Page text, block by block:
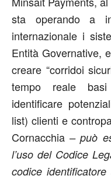
sta operando a
internazionale i
Entità Governative,
creare “corridoi
tempo reale
identificare
list) clienti e
Cornacchia– può
l’uso del Codice
codice